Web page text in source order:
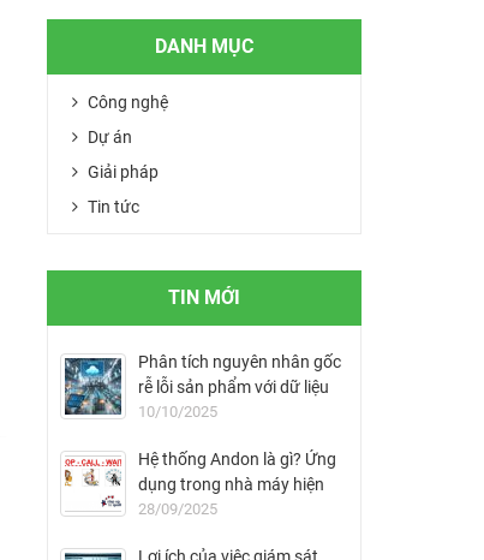
DANH MỤC
Công nghệ
Dự án
Giải pháp
Tin tức
TIN MỚI
Phân tích nguyên nhân gốc
rễ lỗi sản phẩm với dữ liệu
MES
10/10/2025
Hệ thống Andon là gì? Ứng
dụng trong nhà máy hiện
đại
28/09/2025